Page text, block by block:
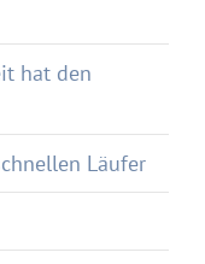
hat den
Läufer